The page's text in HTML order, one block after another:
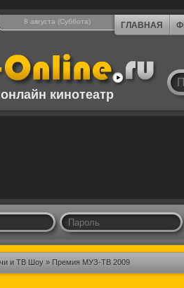
8 августа (Суббота) ГЛАВНАЯ
кинотеатр
и ТВ Шоу » Премия МУЗ-ТВ 2009